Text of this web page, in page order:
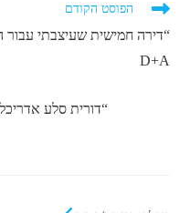
לקרוא
נוספים
הפוסט הקודם
“דירה חמישית שעיצבתי עבור
D+A
“דורית סלע